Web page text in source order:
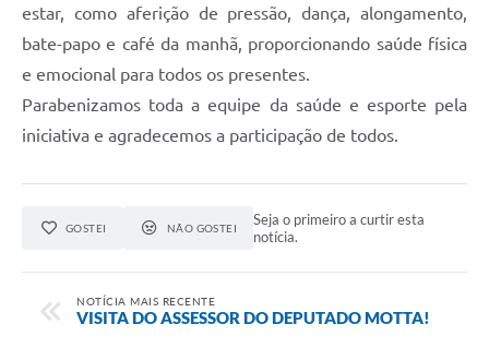
estar, como aferição de pressão, dança, alongamento,
bate-papo e café da manhã, proporcionando saúde física
e emocional para todos os presentes.
Parabenizamos toda a equipe da saúde e esporte pela
iniciativa e agradecemos a participação de todos.
GOSTEI NÃO GOSTEI
Seja o primeiro a curtir esta
notícia.
NOTÍCIA MAIS RECENTE
VISITA DO ASSESSOR DO DEPUTADO MOTTA!